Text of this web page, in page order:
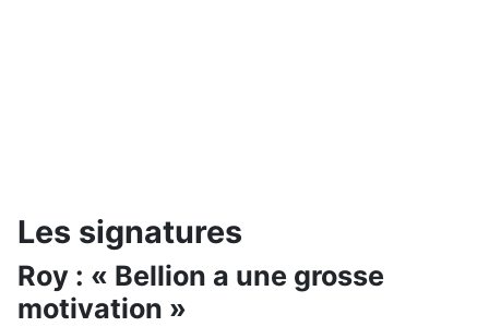
Les signatures
Roy : « Bellion a une grosse
motivation »